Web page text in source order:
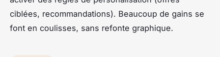
ciblées, recommandations). Beaucoup de gains se
font en coulisses, sans refonte graphique.